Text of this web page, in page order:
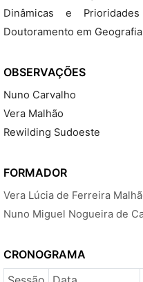
Dinâmicas e
Doutoramento em
OBSERVAÇÕES
Nuno Carvalho
Vera Malhão
Rewilding Sudoeste
FORMADOR
Vera Lúcia de Ferreira
Nuno Miguel Nogueira de
CRONOGRAMA